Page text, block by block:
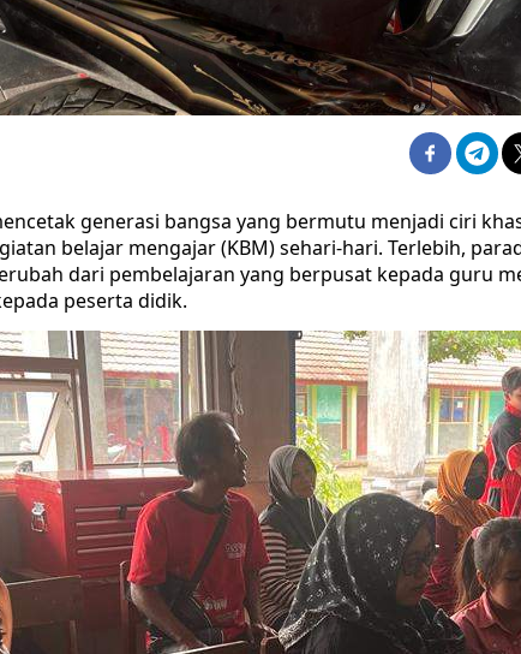
generasi bangsa yang bermutu menjadi ciri
belajar mengajar (KBM) sehari-hari. Terlebih,
dari pembelajaran yang berpusat kepada guru
peserta didik.